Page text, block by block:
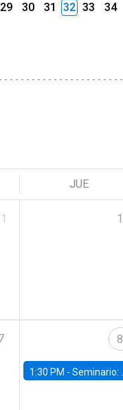
29 30 31 32 33 34
JUE
1
8
1:30 PM -Seminario: “Recuperando la humanidad para progresar en la era de la IA»